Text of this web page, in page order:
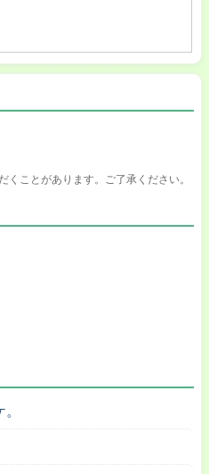
ことがあります。ご了承ください。